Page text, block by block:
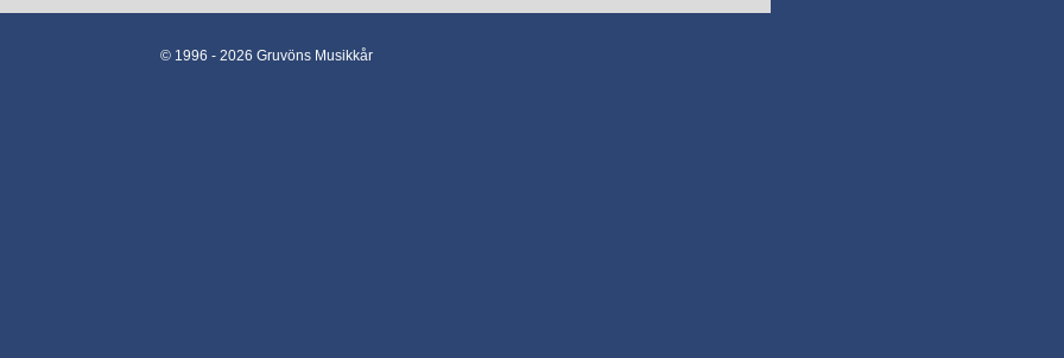
© 1996 - 2026 Gruvöns Musikkår